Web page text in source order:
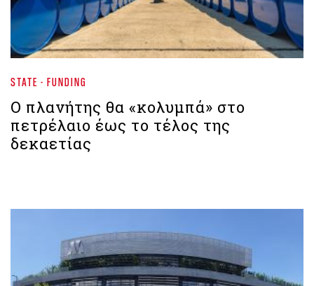
STATE - FUNDING
Ο πλανήτης θα «κολυμπά» στο
πετρέλαιο έως το τέλος της
δεκαετίας